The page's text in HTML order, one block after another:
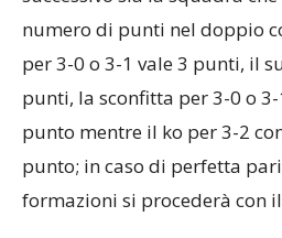
numero di punti nel doppio
per 3-0 o 3-1 vale 3 punti, il
punti, la sconfitta per 3-0 o
punto mentre il ko per 3-2
punto; in caso di perfetta
formazioni si procederà con